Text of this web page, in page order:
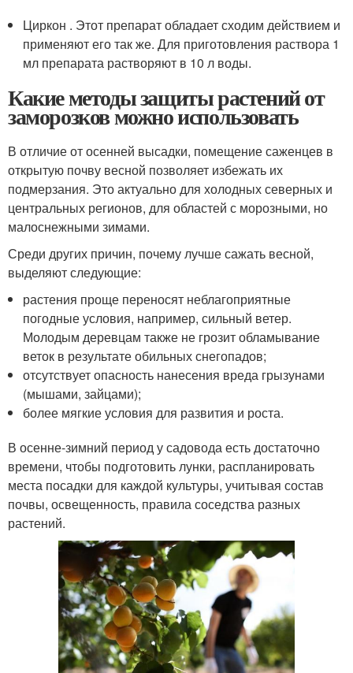
Циркон . Этот препарат обладает сходим действием и
применяют его так же. Для приготовления раствора 1
мл препарата растворяют в 10 л воды.
Какие методы защиты растений от
заморозков можно использовать
В отличие от осенней высадки, помещение саженцев в
открытую почву весной позволяет избежать их
подмерзания. Это актуально для холодных северных и
центральных регионов, для областей с морозными, но
малоснежными зимами.
Среди других причин, почему лучше сажать весной,
выделяют следующие:
растения проще переносят неблагоприятные
погодные условия, например, сильный ветер.
Молодым деревцам также не грозит обламывание
веток в результате обильных снегопадов;
отсутствует опасность нанесения вреда грызунами
(мышами, зайцами);
более мягкие условия для развития и роста.
В осенне-зимний период у садовода есть достаточно
времени, чтобы подготовить лунки, распланировать
места посадки для каждой культуры, учитывая состав
почвы, освещенность, правила соседства разных
растений.